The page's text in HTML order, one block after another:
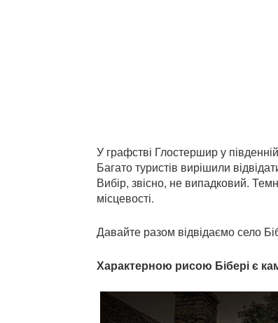
У графстві Глостершир у
Багато туристів вирішили
Вибір, звісно, не випадковий.
місцевості.
Давайте разом відвідаємо село
Характерною рисою Бібері є